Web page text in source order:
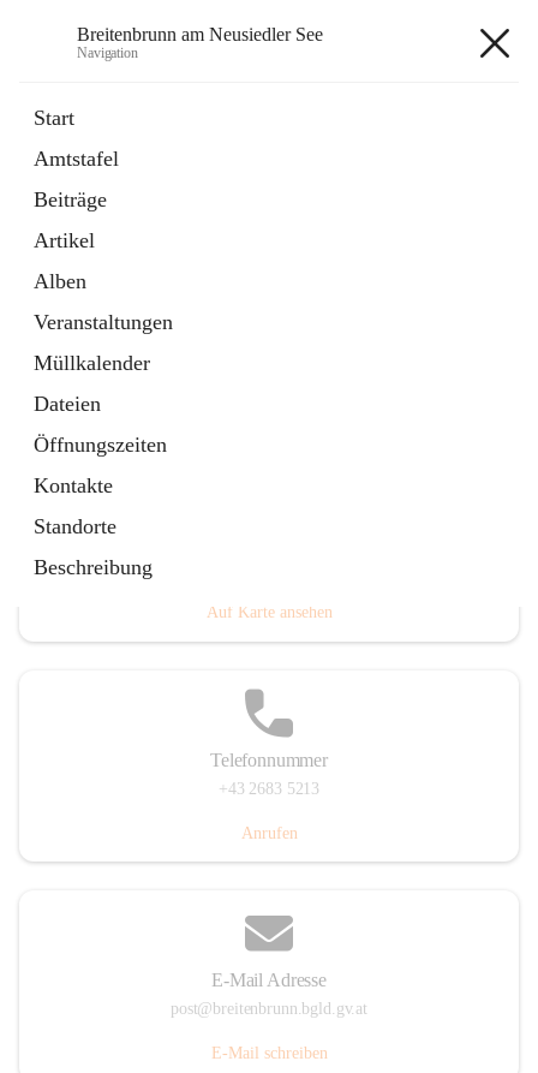
Breitenbrunn am Neusiedler See
Navigation
Start
Amtstafel
Beiträge
Artikel
Alben
Veranstaltungen
Müllkalender
Dateien
Öffnungszeiten
Kontakte
Standorte
Beschreibung
18 Schnellzugriffe
Gemeindeservice
Auf Karte ansehen
Telefonnummer
+43 2683 5213
Anrufen
E-Mail Adresse
post@breitenbrunn.bgld.gv.at
E-Mail schreiben